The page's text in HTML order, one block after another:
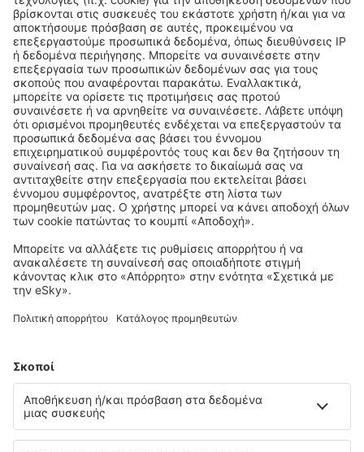
Κατεβάστε την εφαρμογή μας
και σχεδιάστε με άνεση τα ταξίδια σας
Προγραμματίστε το ταξίδι σας
City Break
Διακοπές
Διαμονή
Πτήση+Ξενοδοχείο
Ξενοδοχεία
Μεταφορές
Αξιοθέατα
Αθλητικά γεγονότα
Μάθετε περισσότερα